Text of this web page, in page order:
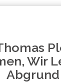
Wir
Abgrund